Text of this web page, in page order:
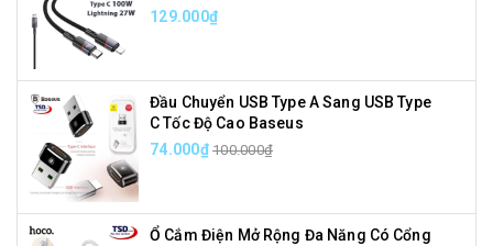
129.000₫
Đầu Chuyển USB Type A Sang USB Type
C Tốc Độ Cao Baseus
74.000₫ 100.000₫
Ổ Cắm Điện Mở Rộng Đa Năng Có Cổng